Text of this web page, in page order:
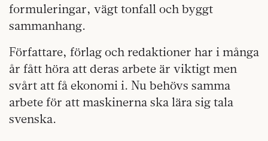
formuleringar, vägt tonfall och byggt
sammanhang.
Författare, förlag och redaktioner har i många
år fått höra att deras arbete är viktigt men
svårt att få ekonomi i. Nu behövs samma
arbete för att maskinerna ska lära sig tala
svenska.